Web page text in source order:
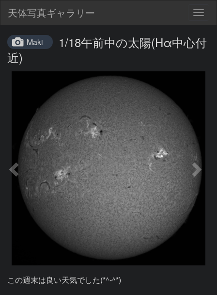
天体写真ギャラリー
Maki
1/18午前中の太陽(Hα中心付
近)
この週末は良い天気でした(*^-^*)